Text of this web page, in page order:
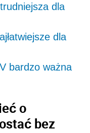
dla
dla
bardzo ważna
o
bez